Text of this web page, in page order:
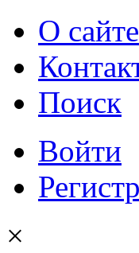
О сайте
Поиск
Войти
×